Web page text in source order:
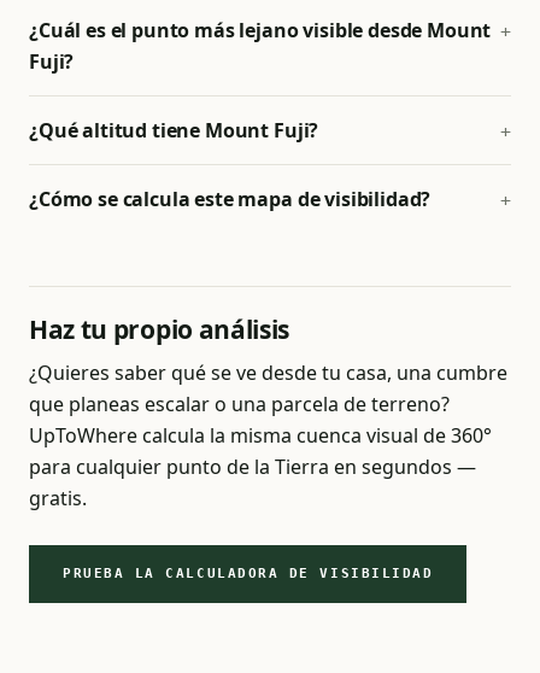
¿Cuál es el punto más lejano visible desde Mount
Fuji?
¿Qué altitud tiene Mount Fuji?
¿Cómo se calcula este mapa de visibilidad?
Haz tu propio análisis
¿Quieres saber qué se ve desde tu casa, una cumbre
que planeas escalar o una parcela de terreno?
UpToWhere calcula la misma cuenca visual de 360°
para cualquier punto de la Tierra en segundos —
gratis.
PRUEBA LA CALCULADORA DE VISIBILIDAD